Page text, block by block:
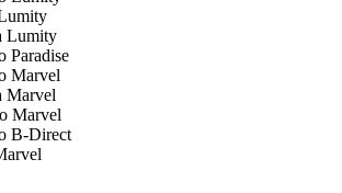
Lumity
Paradise
Marvel
Marvel
Marvel
B-Direct